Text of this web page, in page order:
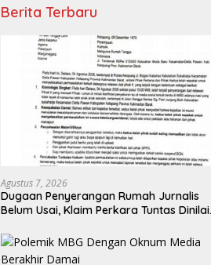
Berita Terbaru
Agustus 7, 2026
Dugaan Penyerangan Rumah Jurnalis
Belum Usai, Klaim Perkara Tuntas Dinilai